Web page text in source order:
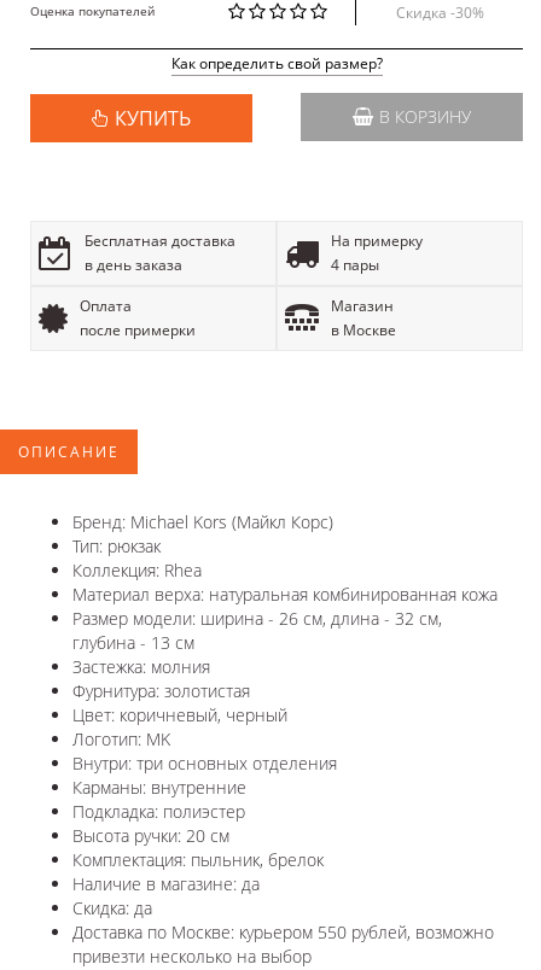
Оценка покупателей
Скидка -30%
Как определить свой размер?
КУПИТЬ В КОРЗИНУ
Бесплатная доставка
в день заказа
На примерку
4 пары
Оплата
после примерки
Магазин
в Москве
ОПИСАНИЕ
Бренд: Michael Kors (Майкл Корс)
Тип: рюкзак
Коллекция: Rhea
Материал верха: натуральная комбинированная кожа
Размер модели: ширина - 26 см, длина - 32 см,
глубина - 13 см
Застежка: молния
Фурнитура: золотистая
Цвет: коричневый, черный
Логотип: MK
Внутри: три основных отделения
Карманы: внутренние
Подкладка: полиэстер
Высота ручки: 20 см
Комплектация: пыльник, брелок
Наличие в магазине: да
Скидка: да
Доставка по Москве: курьером 550 рублей, возможно
привезти несколько на выбор